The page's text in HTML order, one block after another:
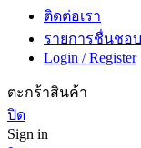
ติดต่อเรา
รายการชื่นชอบ
Login / Register
ตะกร้าสินค้า
ปิด
Sign in